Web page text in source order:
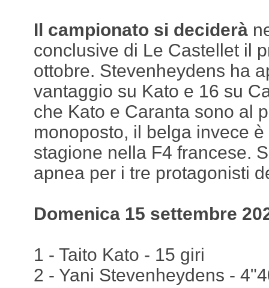
Il campionato si deciderà
conclusive di Le Castellet il
ottobre. Stevenheydens ha
vantaggio su Kato e 16 su
che Kato e Caranta sono al
monoposto, il belga invece
stagione nella F4 francese.
apnea per i tre protagonisti
Domenica 15 settembre
1 - Taito Kato - 15 giri
2 - Yani Stevenheydens -